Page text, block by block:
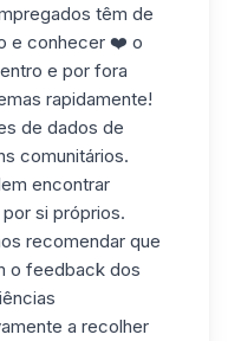
têm de
e conhecer ❤️ o
e por fora
rapidamente!
de dados de
comunitários.
encontrar
si próprios.
recomendar que
o feedback dos
a recolher